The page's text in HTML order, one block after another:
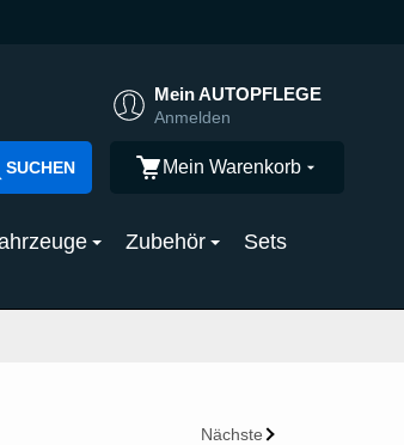
Mein AUTOPFLEGE
Anmelden
SUCHEN Mein Warenkorb
Zubehör
Sets
Nächste